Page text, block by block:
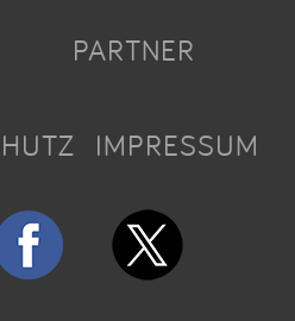
PARTNER
IMPRESSUM